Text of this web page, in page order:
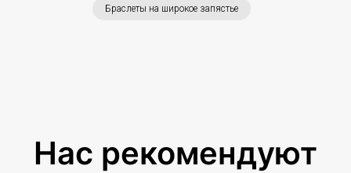
Браслеты на широкое запястье
Нас рекомендуют